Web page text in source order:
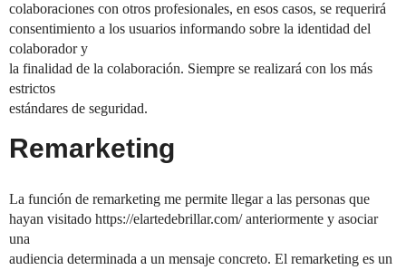
colaboraciones con otros profesionales, en esos casos, se requerirá
consentimiento a los usuarios informando sobre la identidad del
colaborador y
la finalidad de la colaboración. Siempre se realizará con los más
estrictos
estándares de seguridad.
Remarketing
La función de remarketing me permite llegar a las personas que
hayan visitado https://elartedebrillar.com/ anteriormente y asociar
una
audiencia determinada a un mensaje concreto. El remarketing es un